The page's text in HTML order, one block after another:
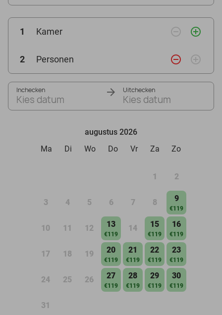
1 Kamer remove_circle_outline add_circle_outline
2 Personen remove_circle_outline add_circle_outline
Inchecken
Kies datum
Uitchecken
Kies datum
augustus 2026
Ma
Di Wo Do Vr Za Zo
1 2
3 4 5 6 7 8 9
€119
10 11 12 13
€119
14 15
€119
16
€119
17 18 19 20
€119
21
€119
22
€119
23
€119
24 25 26 27
€119
28
€119
29
€119
30
€119
31